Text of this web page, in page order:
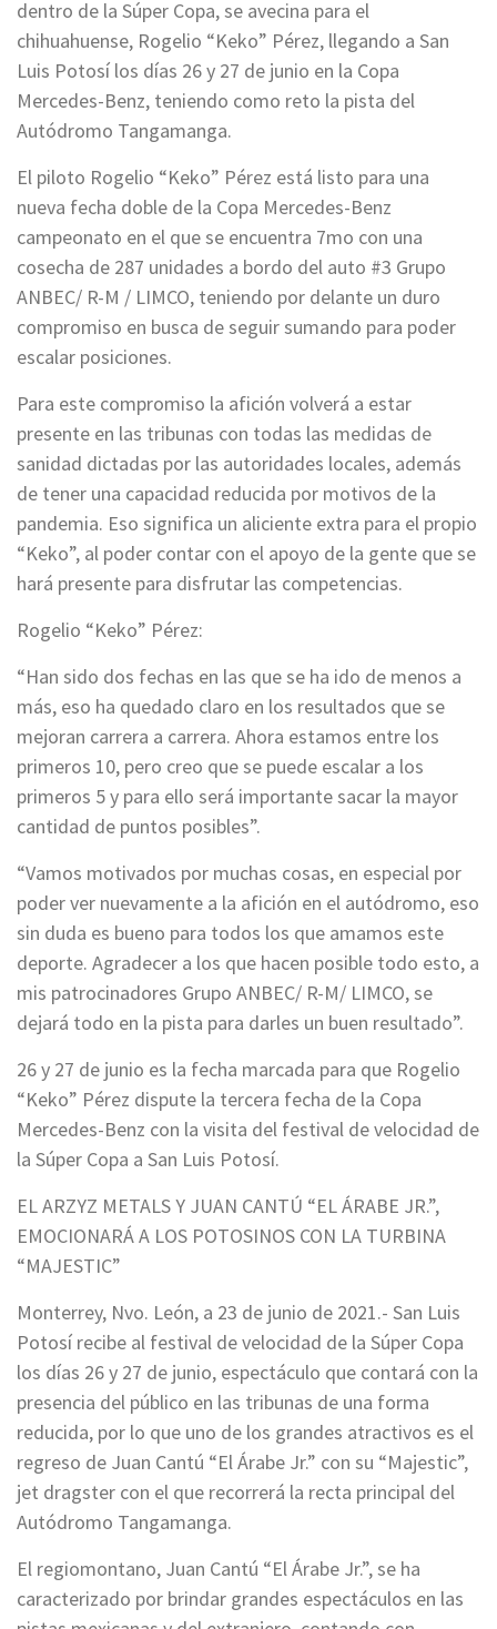
dentro de la Súper Copa, se avecina para el
chihuahuense, Rogelio “Keko” Pérez, llegando a San
Luis Potosí los días 26 y 27 de junio en la Copa
Mercedes-Benz, teniendo como reto la pista del
Autódromo Tangamanga.
El piloto Rogelio “Keko” Pérez está listo para una
nueva fecha doble de la Copa Mercedes-Benz
campeonato en el que se encuentra 7mo con una
cosecha de 287 unidades a bordo del auto #3 Grupo
ANBEC/ R-M / LIMCO, teniendo por delante un duro
compromiso en busca de seguir sumando para poder
escalar posiciones.
Para este compromiso la afición volverá a estar
presente en las tribunas con todas las medidas de
sanidad dictadas por las autoridades locales, además
de tener una capacidad reducida por motivos de la
pandemia. Eso significa un aliciente extra para el propio
“Keko”, al poder contar con el apoyo de la gente que se
hará presente para disfrutar las competencias.
Rogelio “Keko” Pérez:
“Han sido dos fechas en las que se ha ido de menos a
más, eso ha quedado claro en los resultados que se
mejoran carrera a carrera. Ahora estamos entre los
primeros 10, pero creo que se puede escalar a los
primeros 5 y para ello será importante sacar la mayor
cantidad de puntos posibles”.
“Vamos motivados por muchas cosas, en especial por
poder ver nuevamente a la afición en el autódromo, eso
sin duda es bueno para todos los que amamos este
deporte. Agradecer a los que hacen posible todo esto, a
mis patrocinadores Grupo ANBEC/ R-M/ LIMCO, se
dejará todo en la pista para darles un buen resultado”.
26 y 27 de junio es la fecha marcada para que Rogelio
“Keko” Pérez dispute la tercera fecha de la Copa
Mercedes-Benz con la visita del festival de velocidad de
la Súper Copa a San Luis Potosí.
EL ARZYZ METALS Y JUAN CANTÚ “EL ÁRABE JR.”,
EMOCIONARÁ A LOS POTOSINOS CON LA TURBINA
“MAJESTIC”
Monterrey, Nvo. León, a 23 de junio de 2021.- San Luis
Potosí recibe al festival de velocidad de la Súper Copa
los días 26 y 27 de junio, espectáculo que contará con la
presencia del público en las tribunas de una forma
reducida, por lo que uno de los grandes atractivos es el
regreso de Juan Cantú “El Árabe Jr.” con su “Majestic”,
jet dragster con el que recorrerá la recta principal del
Autódromo Tangamanga.
El regiomontano, Juan Cantú “El Árabe Jr.”, se ha
caracterizado por brindar grandes espectáculos en las